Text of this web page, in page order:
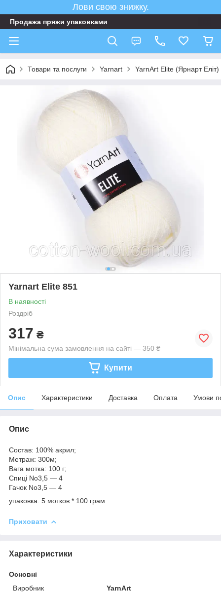
Лови свою знижку.
Продажа пряжи упаковками
Товари та послуги Yarnart YarnArt Elite (Ярнарт
Yarnart Elite 851
В наявності
Роздріб
317 ₴
Мінімальна сума замовлення на сайті — 350 ₴
Купити
Опис Характеристики Доставка Оплата Умови
Опис
Состав: 100% акрил;
Метраж: 300м;
Вага мотка: 100 г;
Спиці No3,5 — 4
Гачок No3,5 — 4
упаковка: 5 мотков * 100 грам
Приховати
Характеристики
Основні
Виробник
YarnArt